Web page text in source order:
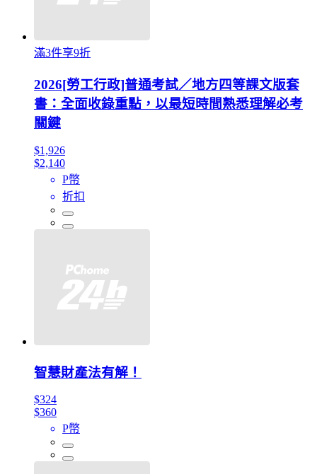
滿3件享9折
2026[勞工行政]普通考試／地方四等課文版套
書：全面收錄重點，以最短時間熟悉理解必考
關鍵
$1,926
$2,140
P幣
折扣
智慧財產法有解！
$324
$360
P幣